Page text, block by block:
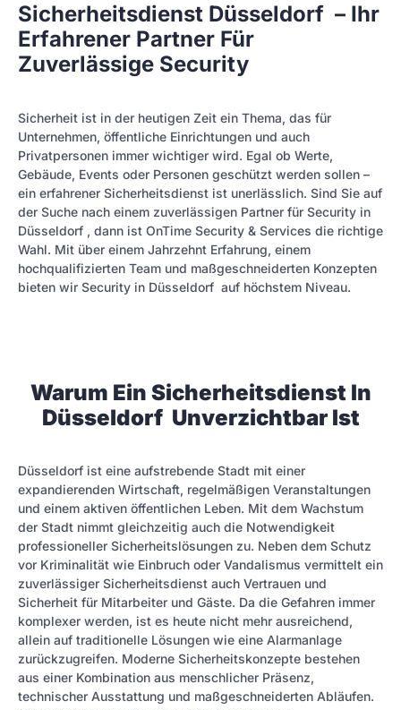
Sicherheitsdienst Düsseldorf – Ihr
Erfahrener Partner Für
Zuverlässige Security
Sicherheit ist in der heutigen Zeit ein Thema, das für
Unternehmen, öffentliche Einrichtungen und auch
Privatpersonen immer wichtiger wird. Egal ob Werte,
Gebäude, Events oder Personen geschützt werden sollen –
ein erfahrener Sicherheitsdienst ist unerlässlich. Sind Sie auf
der Suche nach einem zuverlässigen Partner für Security in
Düsseldorf , dann ist OnTime Security & Services die richtige
Wahl. Mit über einem Jahrzehnt Erfahrung, einem
hochqualifizierten Team und maßgeschneiderten Konzepten
bieten wir Security in Düsseldorf auf höchstem Niveau.
Warum Ein Sicherheitsdienst In
Düsseldorf Unverzichtbar Ist
Düsseldorf ist eine aufstrebende Stadt mit einer
expandierenden Wirtschaft, regelmäßigen Veranstaltungen
und einem aktiven öffentlichen Leben. Mit dem Wachstum
der Stadt nimmt gleichzeitig auch die Notwendigkeit
professioneller Sicherheitslösungen zu. Neben dem Schutz
vor Kriminalität wie Einbruch oder Vandalismus vermittelt ein
zuverlässiger Sicherheitsdienst auch Vertrauen und
Sicherheit für Mitarbeiter und Gäste. Da die Gefahren immer
komplexer werden, ist es heute nicht mehr ausreichend,
allein auf traditionelle Lösungen wie eine Alarmanlage
zurückzugreifen. Moderne Sicherheitskonzepte bestehen
aus einer Kombination aus menschlicher Präsenz,
technischer Ausstattung und maßgeschneiderten Abläufen.